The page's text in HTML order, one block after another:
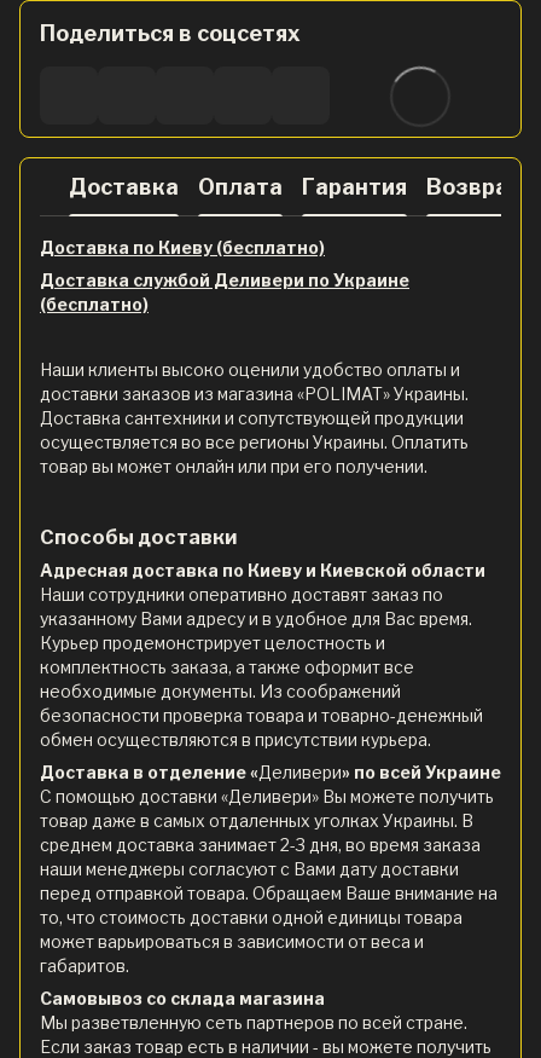
Поделиться в соцсетях
Доставка Оплата Гарантия Возврат
Доставка по Киеву (бесплатно)
Доставка службой Деливери по Украине
(бесплатно)
Наши клиенты высоко оценили удобство оплаты и
доставки заказов из магазина «POLIMAT» Украины.
Доставка сантехники и сопутствующей продукции
осуществляется во все регионы Украины. Оплатить
товар вы может онлайн или при его получении.
Способы доставки
Адресная доставка по Киеву и Киевской области
Наши сотрудники оперативно доставят заказ по
указанному Вами адресу и в удобное для Вас время.
Курьер продемонстрирует целостность и
комплектность заказа, а также оформит все
необходимые документы. Из соображений
безопасности проверка товара и товарно-денежный
обмен осуществляются в присутствии курьера.
Доставка в отделение «Деливери» по всей Украине
С помощью доставки «Деливери» Вы можете получить
товар даже в самых отдаленных уголках Украины. В
среднем доставка занимает 2-3 дня, во время заказа
наши менеджеры согласуют с Вами дату доставки
перед отправкой товара. Обращаем Ваше внимание на
то, что стоимость доставки одной единицы товара
может варьироваться в зависимости от веса и
габаритов.
Самовывоз со склада магазина
Мы разветвленную сеть партнеров по всей стране.
Если заказ товар есть в наличии - вы можете получить